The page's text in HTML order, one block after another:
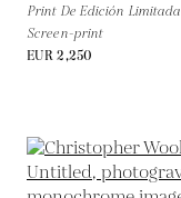
Print De Edición Limitada
Screen-print
EUR 2,250